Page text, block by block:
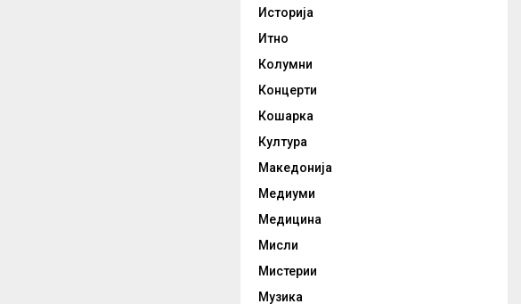
Историја
Итно
Колумни
Концерти
Кошарка
Култура
Македонија
Медиуми
Медицина
Мисли
Мистерии
Музика